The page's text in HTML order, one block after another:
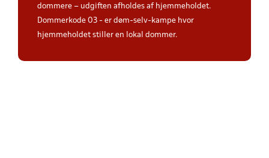
dommere – udgiften afholdes af hjemmeholdet.
Dommerkode 03 - er døm-selv-kampe hvor
hjemmeholdet stiller en lokal dommer.